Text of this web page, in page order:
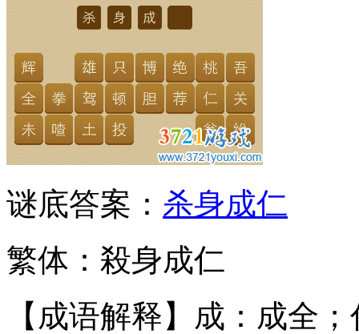
谜底答案： 杀身成仁
繁体：殺身成仁
【成语解释】成：成全